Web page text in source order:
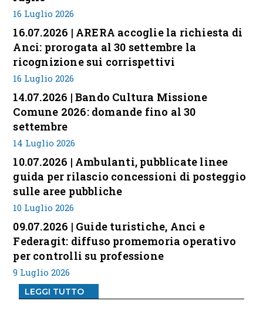
16 Luglio 2026
16.07.2026 | ARERA accoglie la richiesta di
Anci: prorogata al 30 settembre la
ricognizione sui corrispettivi
16 Luglio 2026
14.07.2026 | Bando Cultura Missione
Comune 2026: domande fino al 30
settembre
14 Luglio 2026
10.07.2026 | Ambulanti, pubblicate linee
guida per rilascio concessioni di posteggio
sulle aree pubbliche
10 Luglio 2026
09.07.2026 | Guide turistiche, Anci e
Federagit: diffuso promemoria operativo
per controlli su professione
9 Luglio 2026
LEGGI TUTTO